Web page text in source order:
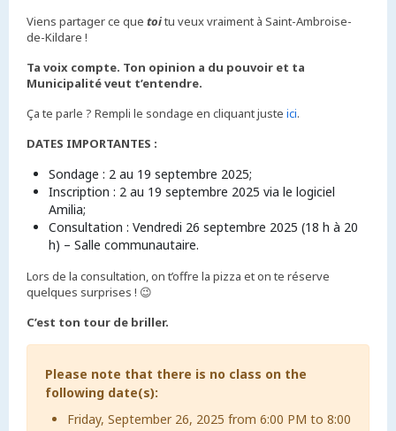
Viens partager ce que toitu veux vraiment à Saint-Ambroise-
de-Kildare !
Ta voix compte. Ton opinion a du pouvoir et ta
Municipalité veut t’entendre.
Ça te parle ? Rempli le sondage en cliquant juste ici.
DATES IMPORTANTES :
Sondage : 2 au 19 septembre 2025;
Inscription : 2 au 19 septembre 2025 via le logiciel
Amilia;
Consultation : Vendredi 26 septembre 2025 (18 h à 20
h) – Salle communautaire.
Lors de la consultation, on t’offre la pizza et on te réserve
quelques surprises ! 😉
C’est ton tour de briller.
Please note that there is no class on the
following date(s):
Friday, September 26, 2025 from 6:00 PM to 8:00